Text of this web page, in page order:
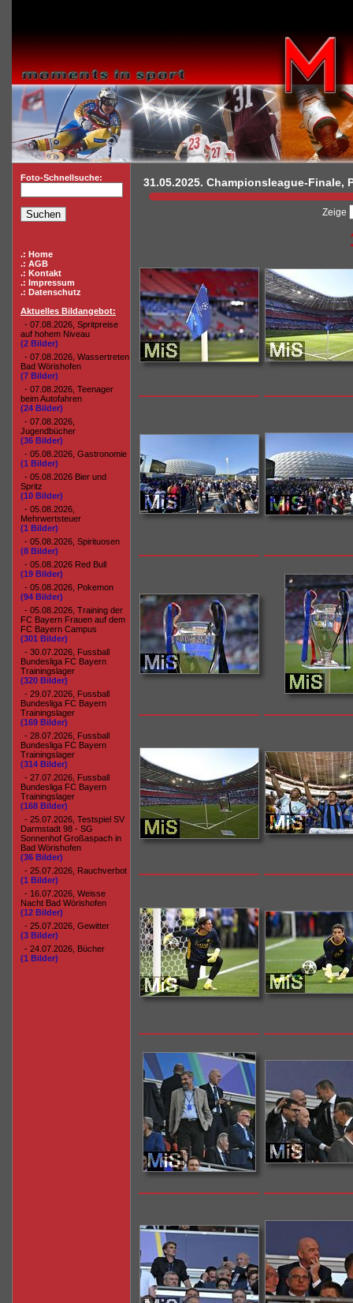
Foto-Schnellsuche:
.: Home
.: AGB
.: Kontakt
.: Impressum
.: Datenschutz
Aktuelles Bildangebot:
- 07.08.2026, Spritpreise
auf hohem Niveau
(2 Bilder)
- 07.08.2026, Wassertreten
Bad Wörishofen
(7 Bilder)
- 07.08.2026, Teenager
beim Autofahren
(24 Bilder)
- 07.08.2026,
Jugendbücher
(36 Bilder)
- 05.08.2026, Gastronomie
(1 Bilder)
- 05.08.2026 Bier und
Spritz
(10 Bilder)
- 05.08.2026,
Mehrwertsteuer
(1 Bilder)
- 05.08.2026, Spirituosen
(8 Bilder)
- 05.08.2026 Red Bull
(19 Bilder)
- 05.08.2026, Pokemon
(94 Bilder)
- 05.08.2026, Training der
FC Bayern Frauen auf dem
FC Bayern Campus
(301 Bilder)
- 30.07.2026, Fussball
Bundesliga FC Bayern
Trainingslager
(320 Bilder)
- 29.07.2026, Fussball
Bundesliga FC Bayern
Trainingslager
(169 Bilder)
- 28.07.2026, Fussball
Bundesliga FC Bayern
Trainingslager
(314 Bilder)
- 27.07.2026, Fussball
Bundesliga FC Bayern
Trainingslager
(168 Bilder)
- 25.07.2026, Testspiel SV
Darmstadt 98 - SG
Sonnenhof Großaspach in
Bad Wörishofen
(36 Bilder)
- 25.07.2026, Rauchverbot
(1 Bilder)
- 16.07.2026, Weisse
Nacht Bad Wörishofen
(12 Bilder)
- 25.07.2026, Gewitter
(3 Bilder)
- 24.07.2026, Bücher
(1 Bilder)
31.05.2025. Championsleague-Finale,
Zeige